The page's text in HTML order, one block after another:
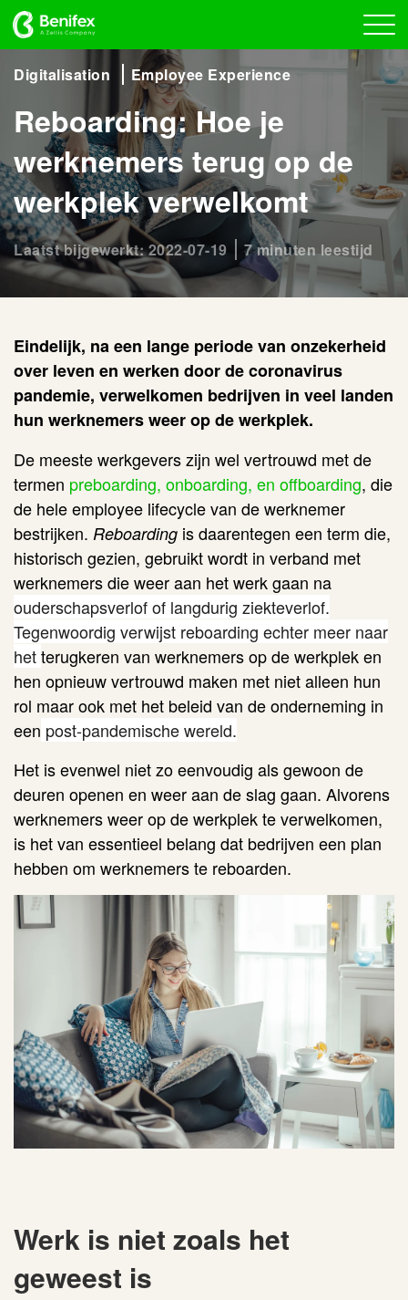
Digitalisation Employee Experience
Reboarding: Hoe je
werknemers terug op de
werkplek verwelkomt
Laatst bijgewerkt: 2022-07-19 7 minuten leestijd
Eindelijk, na een lange periode van onzekerheid
over leven en werken door de coronavirus
pandemie, verwelkomen bedrijven in veel landen
hun werknemers weer op de werkplek.
De meeste werkgevers zijn wel vertrouwd met de
termen preboarding, onboarding, en offboarding, die
de hele employee lifecycle van de werknemer
bestrijken. Reboarding is daarentegen een term die,
historisch gezien, gebruikt wordt in verband met
werknemers die weer aan het werk gaan na
ouderschapsverlof of langdurig ziekteverlof.
Tegenwoordig verwijst reboarding echter meer naar
hetterugkeren van werknemers op de werkplek en
hen opnieuw vertrouwd maken met niet alleen hun
rol maar ook met het beleid van de onderneming in
een post-pandemische wereld.
Het is evenwel niet zo eenvoudig als gewoon de
deuren openen en weer aan de slag gaan. Alvorens
werknemers weer op de werkplek te verwelkomen,
is het van essentieel belang dat bedrijven een plan
hebben om werknemers te reboarden.
Werk is niet zoals het
geweest is